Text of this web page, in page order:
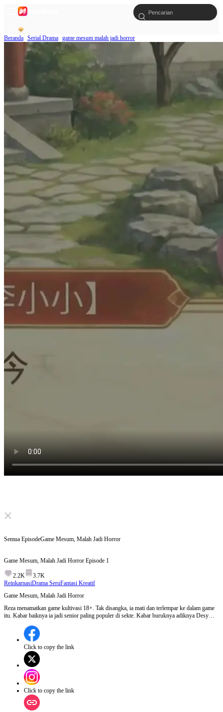
Beranda Serial Drama game mesum malah jadi horror
Click to unmute
Semua EpisodeGame Mesum, Malah Jadi Horror
Game Mesum, Malah Jadi Horror Episode 1
2.2K
3.7K
ReinkarnasiDrama SeruFantasi Kreatif
Game Mesum, Malah Jadi Horror
Reza menamatkan game kultivasi 18+. Tak disangka, ia mati dan terlempar ke dalam game
itu. Kabar baiknya ia jadi senior paling populer di sekte. Kabar buruknya adiknya Desy
aslinya, ia pasti mati. Sejak saat itu, Reza terperangkap dalam siklus kematian mengerikan.
Click to copy the link
Click to copy the link